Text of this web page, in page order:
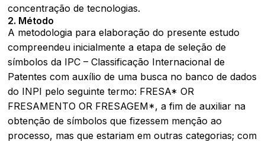
concentração de tecnologias.
2. Método
A metodologia para elaboração do presente estudo
compreendeu inicialmente a etapa de seleção de
símbolos da IPC – Classificação Internacional de
Patentes com auxílio de uma busca no banco de dados
do INPI pelo seguinte termo: FRESA* OR
FRESAMENTO OR FRESAGEM*, a fim de auxiliar na
obtenção de símbolos que fizessem menção ao
processo, mas que estariam em outras categorias; com